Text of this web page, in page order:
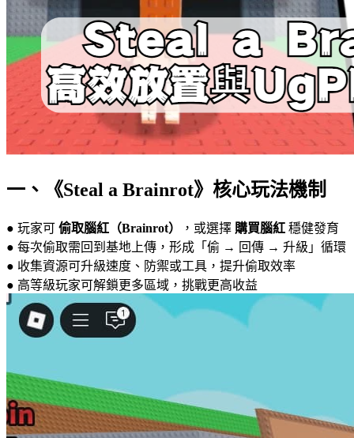
一、《Steal a Brainrot》核心玩法機制
● 玩家可 偷取腦紅（Brainrot） ，或選擇 購買腦紅 穩健發育
● 每次偷取需回到基地上傳，形成「偷 → 回傳 → 升級」循環
● 收集資源可升級速度、防禦或工具，提升偷取效率
● 高等級玩家可解鎖更多區域，挑戰更高收益